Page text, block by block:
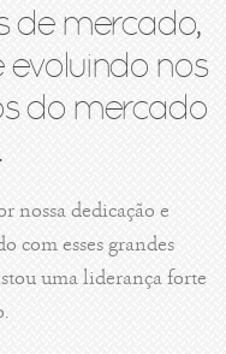
de mercado,
nos
do mercado
nossa dedicação e
com esses grandes
uma liderança forte